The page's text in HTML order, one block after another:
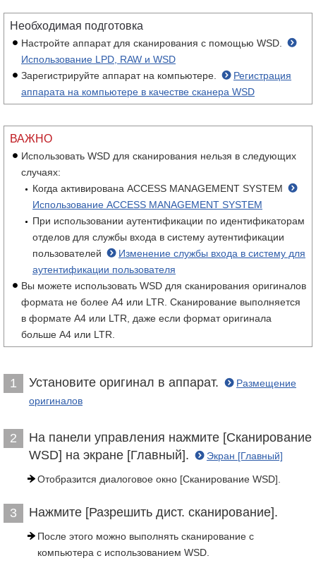
Необходимая подготовка
Настройте аппарат для сканирования с помощью WSD.
Использование LPD, RAW и WSD
Зарегистрируйте аппарат на компьютере.
Регистрация
аппарата на компьютере в качестве сканера WSD
ВАЖНО
Использовать WSD для сканирования нельзя в следующих
случаях:
Когда активирована ACCESS MANAGEMENT SYSTEM
Использование ACCESS MANAGEMENT SYSTEM
При использовании аутентификации по идентификаторам
отделов для службы входа в систему аутентификации
пользователей
Изменение службы входа в систему для
аутентификации пользователя
Вы можете использовать WSD для сканирования оригиналов
формата не более A4 или LTR. Сканирование выполняется
в формате A4 или LTR, даже если формат оригинала
больше A4 или LTR.
1 Установите оригинал в аппарат.
Размещение
оригиналов
2
На панели управления нажмите [Сканирование
WSD] на экране [Главный].
Экран [Главный]
Отобразится диалоговое окно [Сканирование WSD].
3 Нажмите [Разрешить дист. сканирование].
После этого можно выполнять сканирование с
компьютера с использованием WSD.